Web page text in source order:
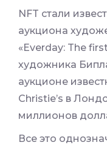
NFT стали
аукциона
«Everday: The
художника
аукционе
Christie’s в
миллионов
Все это